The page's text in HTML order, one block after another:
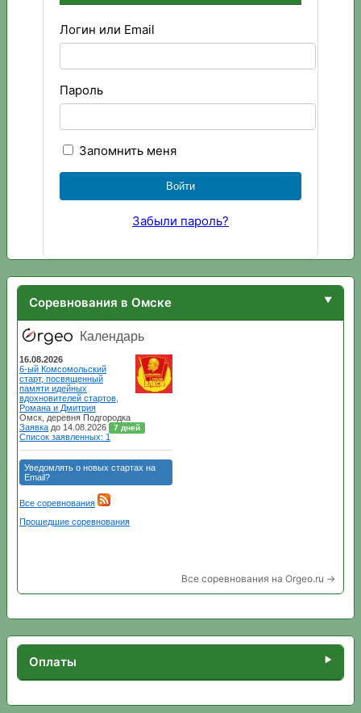
Логин или Email
Пароль
Запомнить меня
Забыли пароль?
Соревнования в Омске
Все соревнования на Orgeo.ru →
Оплаты